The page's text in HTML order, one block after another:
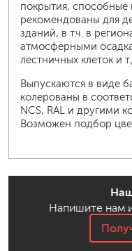
покрытия, способные
рекомендованы для
зданий, в т.ч. в
атмосферными
лестничных клеток и
Выпускаются в виде
колерованы в
NCS, RAL и другими
Возможен подбор
Напишите нам